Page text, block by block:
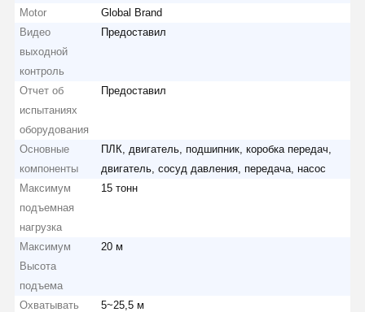
Motor
Global Brand
Видео
выходной
контроль
Предоставил
Отчет об
испытаниях
оборудования
Предоставил
Основные
компоненты
ПЛК, двигатель, подшипник, коробка передач,
двигатель, сосуд давления, передача, насос
Максимум
подъемная
нагрузка
15 тонн
Максимум
Высота
подъема
20 м
Охватывать
5~25,5 м